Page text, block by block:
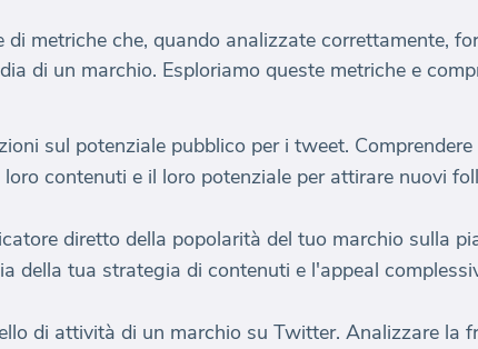
metriche che, quando analizzate correttamente,
di un marchio. Esploriamo queste metriche e
sul potenziale pubblico per i tweet.
contenuti e il loro potenziale per attirare nuovi
diretto della popolarità del tuo marchio sulla
della tua strategia di contenuti e l'appeal
di attività di un marchio su Twitter. Analizzare la